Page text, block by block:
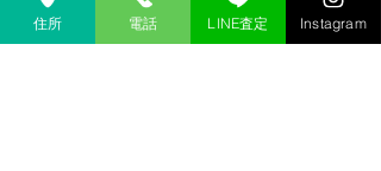
金沢市 リサイクルショップ
金沢 貴金属 買取
住所 電話 LINE査定 Instagram